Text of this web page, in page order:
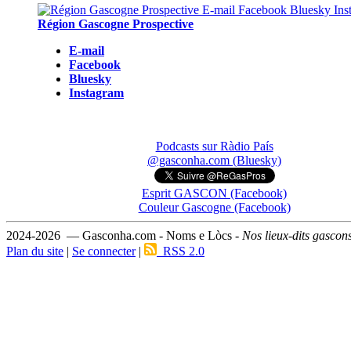
Région Gascogne Prospective
E-mail
Facebook
Bluesky
Instagram
Podcasts sur Ràdio País
@gasconha.com (Bluesky)
Esprit GASCON (Facebook)
Couleur Gascogne (Facebook)
2024-2026 — Gasconha.com - Noms e Lòcs - Nos lieux-dits
Plan du site | Se connecter| RSS 2.0